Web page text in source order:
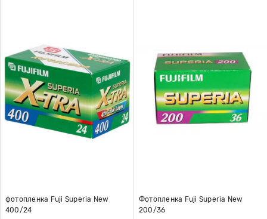
фотопленка Fuji Superia New
400/24
Фотопленка Fuji Superia New
200/36